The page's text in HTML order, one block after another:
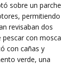
sobre un parche
permitiendo
revisaban dos
pescar con mosca
con cañas y
verde, una